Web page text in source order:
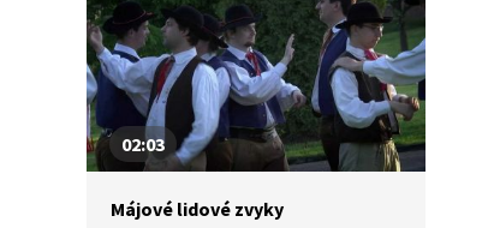
02:03
Májové lidové zvyky